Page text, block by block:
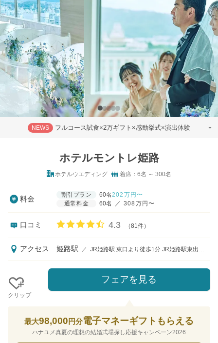
NEWS フルコース試食×2万ギフト×感動挙式×演出体験
ホテルモントレ姫路
ホテルウエディング 着席：6名 ～ 300名
料金
割引プラン 60名202 万円〜
通常料金
60名 ／ 308万円〜
口コミ 口コミ評価
4.3 （81件）
アクセス 姫路駅 ／ JR姫路駅 東口より徒歩1分 JR姫路駅東出口改札より直進、東口より姫路城方面に進み右側がホテルです。 ※もし悪天候であってもJR姫路駅から雨に濡れずにホテルへIN！ゲストも安心です。
クリップ
フェアを見る
最大98,000 円分電子マネーギフトもらえる
ハナユメ真夏の理想の結婚式場探し応援キャンペーン2026